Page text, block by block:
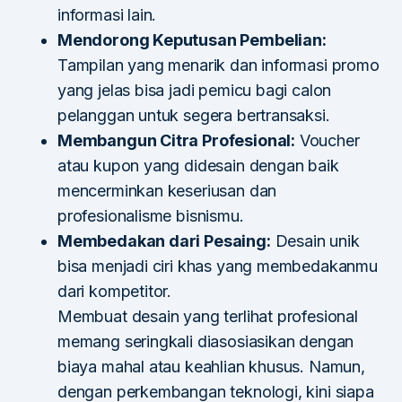
informasi lain.
Mendorong Keputusan Pembelian:
Tampilan yang menarik dan informasi promo
yang jelas bisa jadi pemicu bagi calon
pelanggan untuk segera bertransaksi.
Membangun Citra Profesional: Voucher
atau kupon yang didesain dengan baik
mencerminkan keseriusan dan
profesionalisme bisnismu.
Membedakan dari Pesaing: Desain unik
bisa menjadi ciri khas yang membedakanmu
dari kompetitor.
Membuat desain yang terlihat profesional
memang seringkali diasosiasikan dengan
biaya mahal atau keahlian khusus. Namun,
dengan perkembangan teknologi, kini siapa